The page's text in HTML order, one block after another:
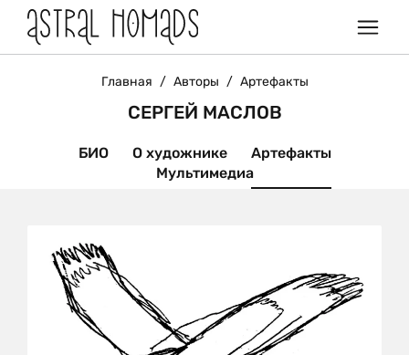
Главная / Авторы / Артефакты
СЕРГЕЙ МАСЛОВ
БИО О художнике
Артефакты
Мультимедиа